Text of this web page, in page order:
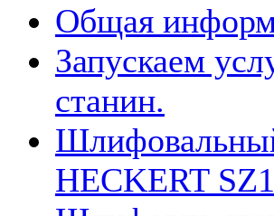
Общая
Запускаем
станин.
HECKERT